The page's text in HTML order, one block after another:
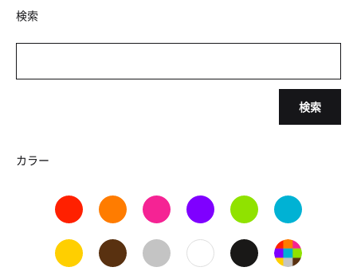
検索
検索
カラー